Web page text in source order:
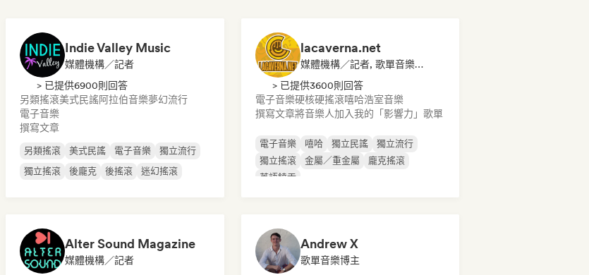
Indie Valley Music
媒體機構／記者
> 已提供6900則回答
另類搖滾美式民謠阿拉伯音樂夢幻流行
電子音樂
撰寫文章
另類搖滾 美式民謠 電子音樂
獨立流行
獨立搖滾
後龐克 後搖滾 迷幻搖滾
lacaverna.net
媒體機構／記者, 歌單音樂博主
> 已提供3600則回答
電子音樂硬核硬搖滾嘻哈浩室音樂
撰寫文章將音樂人加入我的「影響力」歌單
電子音樂 嘻哈 獨立民謠
獨立流行
獨立搖滾
金屬／重金屬
龐克搖滾
英語饒舌
Alter Sound Magazine
媒體機構／記者
Andrew X
歌單音樂博主